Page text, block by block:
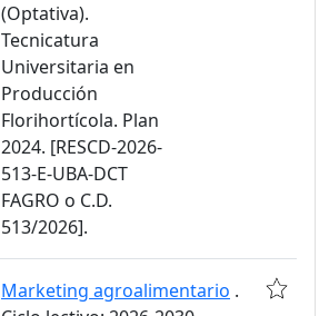
(Optativa).
Tecnicatura
Universitaria en
Producción
Florihortícola. Plan
2024. [RESCD-2026-
513-E-UBA-DCT
FAGRO o C.D.
513/2026].
Marketing agroalimentario .